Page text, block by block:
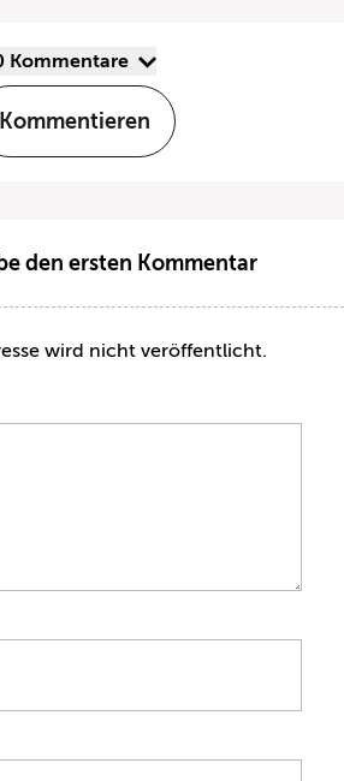
0 Kommentare
Kommentieren
den ersten Kommentar
wird nicht veröffentlicht.